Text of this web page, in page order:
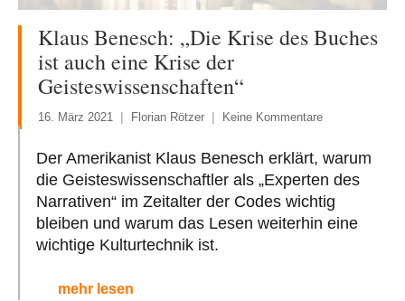
Klaus Benesch: „Die Krise des Buches
ist auch eine Krise der
Geisteswissenschaften“
16. März 2021 Florian Rötzer Keine Kommentare
Der Amerikanist Klaus Benesch erklärt, warum
die Geisteswissenschaftler als „Experten des
Narrativen“ im Zeitalter der Codes wichtig
bleiben und warum das Lesen weiterhin eine
wichtige Kulturtechnik ist.
mehr lesen